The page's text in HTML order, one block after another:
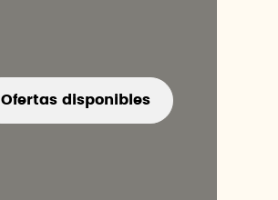
Ofertas disponibles